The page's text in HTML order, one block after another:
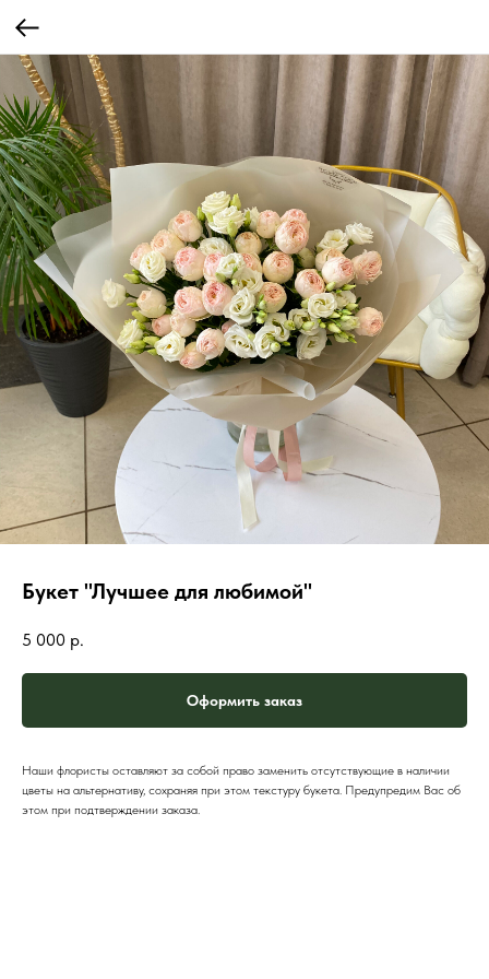
Букет "Лучшее для любимой"
5 000 р.
Оформить заказ
Наши флористы оставляют за собой право заменить отсутствующие в наличии
цветы на альтернативу, сохраняя при этом текстуру букета. Предупредим Вас об
этом при подтверждении заказа.